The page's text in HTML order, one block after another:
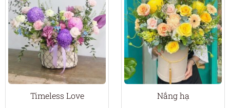
Timeless Love
Nắng hạ